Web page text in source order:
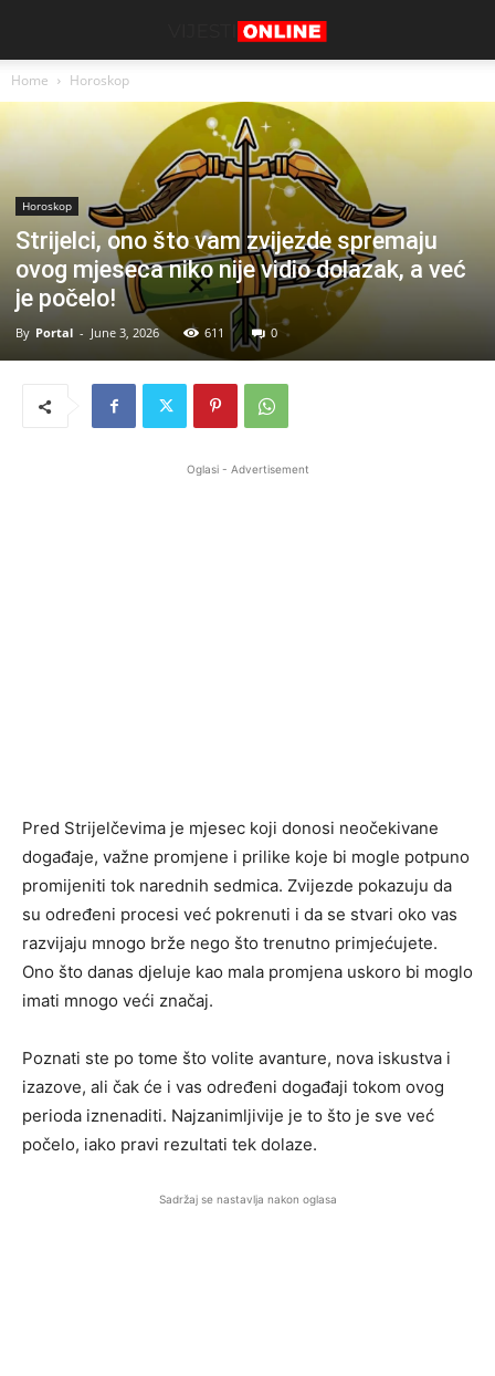
Home Horoskop
Horoskop
Strijelci, ono što vam zvijezde spremaju
ovog mjeseca niko nije vidio dolazak, a već
je počelo!
By Portal - June 3, 2026 611 0
Oglasi - Advertisement
Pred Strijelčevima je mjesec koji donosi neočekivane
događaje, važne promjene i prilike koje bi mogle potpuno
promijeniti tok narednih sedmica. Zvijezde pokazuju da
su određeni procesi već pokrenuti i da se stvari oko vas
razvijaju mnogo brže nego što trenutno primjećujete.
Ono što danas djeluje kao mala promjena uskoro bi moglo
imati mnogo veći značaj.
Poznati ste po tome što volite avanture, nova iskustva i
izazove, ali čak će i vas određeni događaji tokom ovog
perioda iznenaditi. Najzanimljivije je to što je sve već
počelo, iako pravi rezultati tek dolaze.
Sadržaj se nastavlja nakon oglasa